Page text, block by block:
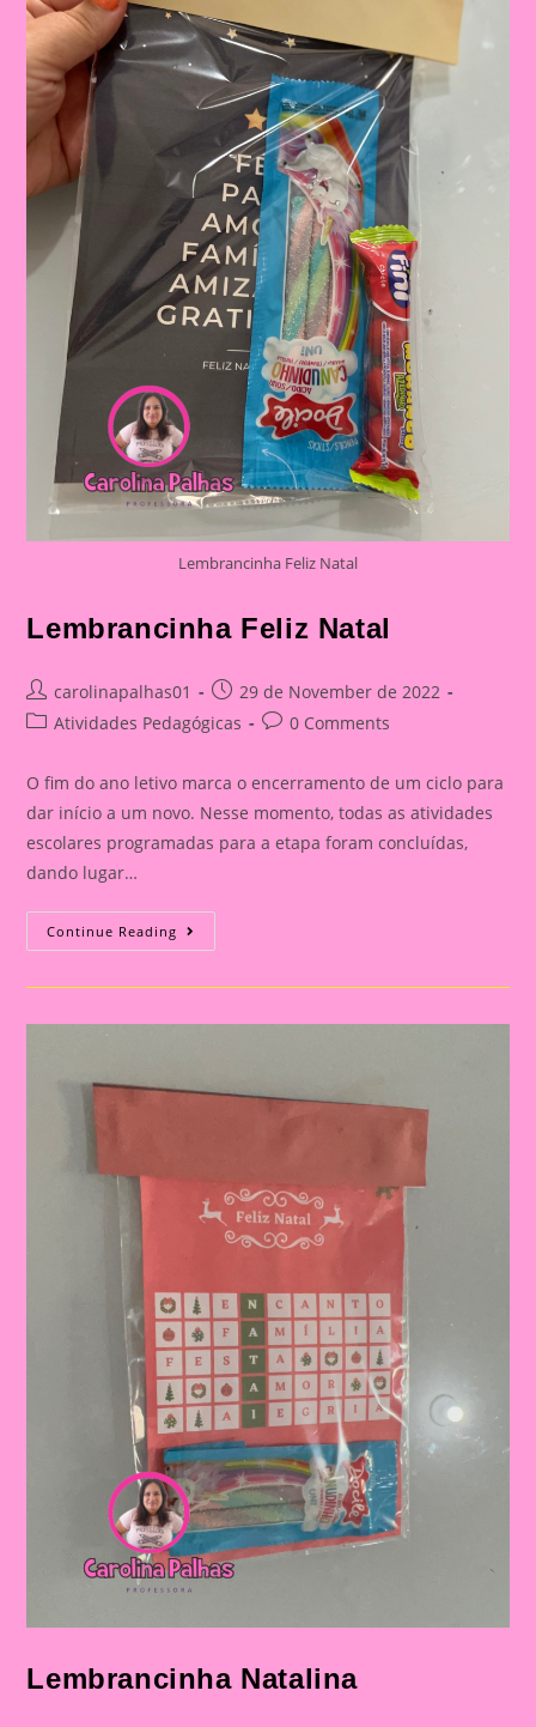
Lembrancinha Feliz Natal
Lembrancinha Feliz Natal
Post
author:
carolinapalhas01
Post
published:
29 de November de 2022
PostAtividades Pedagógicas
Post0 Comments
O fim do ano letivo marca o encerramento de um ciclo para
dar início a um novo. Nesse momento, todas as atividades
escolares programadas para a etapa foram concluídas,
dando lugar…
Continue Reading Lembrancinha
Feliz
Lembrancinha Natalina